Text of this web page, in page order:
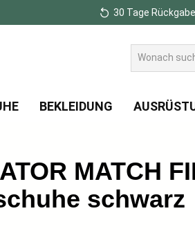
30 Tage
BEKLEIDUNG
MATCH
schwarz